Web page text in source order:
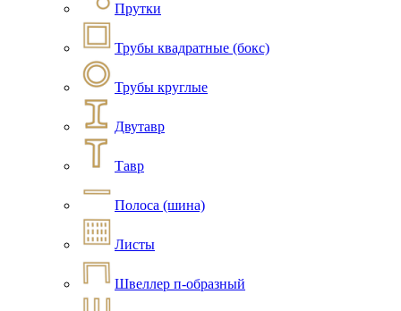
Прутки
Трубы квадратные (бокс)
Трубы круглые
Двутавр
Тавр
Полоса (шина)
Листы
Швеллер п-образный